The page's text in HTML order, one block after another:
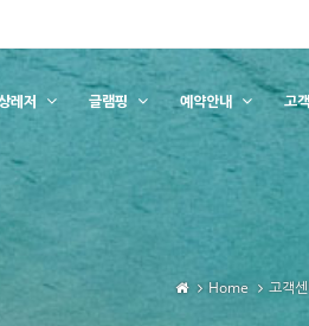
레저 글램핑 예약안내 고
Home 고객